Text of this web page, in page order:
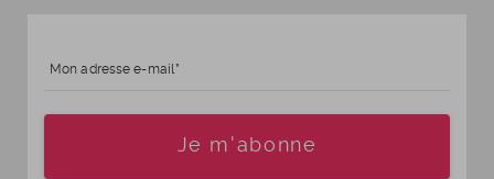
Mon adresse e-mail
Je m'abonne